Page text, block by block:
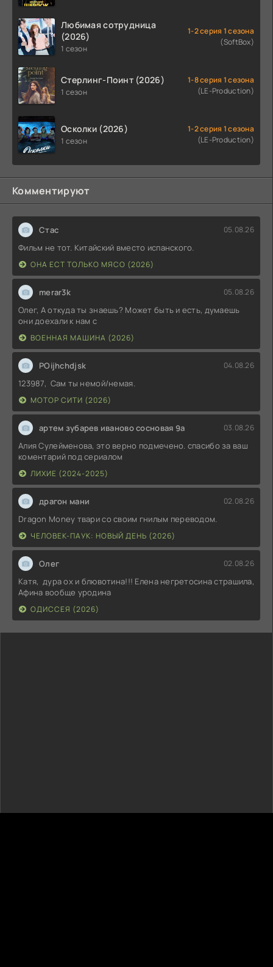
Любимая сотрудница
(2026)
1 сезон
1-2 серия 1 сезона
(SoftBox)
Стерлинг-Поинт (2026)
1 сезон
1-8 серия 1 сезона
(LE-Production)
Осколки (2026)
1 сезон
1-2 серия 1 сезона
(LE-Production)
Комментируют
Стас 05.08.26
Фильм не тот. Китайский вместо испанского.
ОНА ЕСТ ТОЛЬКО МЯСО (2026)
merar3k 05.08.26
Олег, А откуда ты знаешь? Может быть и есть, думаешь
они доехали к нам с
ВОЕННАЯ МАШИНА (2026)
POijhchdjsk 04.08.26
123987, Сам ты немой/немая.
МОТОР СИТИ (2026)
артем зубарев иваново сосновая 9а 03.08.26
Алия Сулейменова, это верно подмечено. спасибо за ваш
коментарий под сериалом
ЛИХИЕ (2024-2025)
драгон мани 02.08.26
Dragon Money твари со своим гнилым переводом.
ЧЕЛОВЕК-ПАУК: НОВЫЙ ДЕНЬ (2026)
Олег 02.08.26
Катя, дура ох и блювотина!!! Елена негретосина страшила,
Афина вообще уродина
ОДИССЕЯ (2026)